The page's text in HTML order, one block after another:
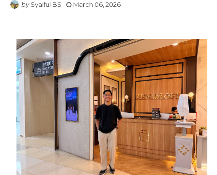
by Syaiful BS March 06, 2026